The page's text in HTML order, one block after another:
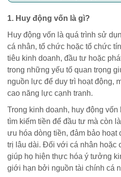
1. Huy động vốn là gì?
Huy động vốn là quá trình sử
cá nhân, tổ chức hoặc tổ chức
tiêu kinh doanh, đầu tư hoặc
trong những yếu tố quan trọng
nguồn lực để duy trì hoạt động,
cao năng lực cạnh tranh.
Trong kinh doanh, huy động
tìm kiếm tiền để đầu tư mà còn
ưu hóa dòng tiền, đảm bảo hoạt
trị lâu dài. Đối với cá nhân hoặc
giúp họ hiện thực hóa ý tưởng
giới hạn bởi nguồn tài chính cá